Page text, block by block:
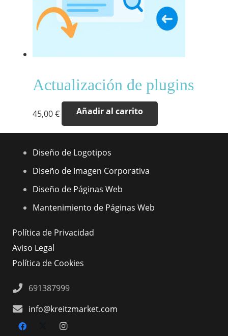
Actualización de plugins
45,00€ Añadir al carrito
Diseño de Logotipos
Diseño de Imagen Corporativa
Diseño de Páginas Web
Mantenimiento de Páginas Web
Política de Privacidad
Aviso Legal
Política de Cookies
691387999
info@kreitzmarket.com